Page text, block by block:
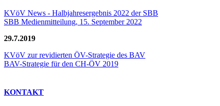
KVöV News - Halbjahresergebnis 2022 der SBB
SBB Medienmitteilung, 15. September 2022
29.7.2019
KVöV zur revidierten ÖV-Strategie des BAV
BAV-Strategie für den CH-ÖV 2019
KONTAKT